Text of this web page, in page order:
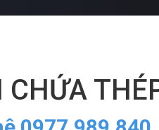
CHỨA